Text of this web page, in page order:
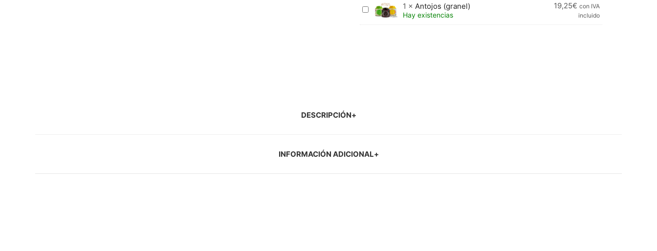
Antojos
(granel)
1 × Antojos (granel)
Hay existencias
19,25€ con IVA
incluido
DESCRIPCIÓN
INFORMACIÓN ADICIONAL